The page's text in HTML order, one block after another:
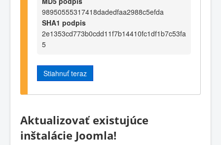
98950555317418dadedfaa2988c5efda
SHA1 podpis
2e1353cd773b0cdd11f7b14410fc1df1b7c53fa
5
Stiahnuť teraz
Aktualizovať existujúce
inštalácie Joomla!